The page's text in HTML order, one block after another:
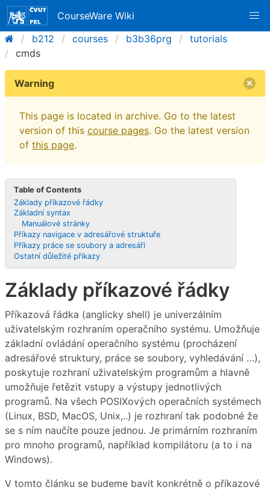
CourseWare Wiki
b212
courses b3b36prg
tutorials
cmds
Warning
This page is located in archive. Go to the latest
version of this course pages. Go the latest version
of this page.
Table of Contents
Základy příkazové řádky
Základní syntax
Manuálové stránky
Příkazy navigace v adresářové struktuře
Příkazy práce se soubory a adresáři
Ostatní důležité příkazy
Základy příkazové řádky
Příkazová řádka (anglicky shell) je univerzálním
uživatelským rozhraním operačního systému. Umožňuje
základní ovládání operačního systému (procházení
adresářové struktury, práce se soubory, vyhledávání …),
poskytuje rozhraní uživatelským programům a hlavně
umožňuje řetězit vstupy a výstupy jednotlivých
programů. Na všech POSIXových operačních systémech
(Linux, BSD, MacOS, Unix,..) je rozhraní tak podobné že
se s ním naučíte pouze jednou. Je primárním rozhraním
pro mnoho programů, například kompilátoru (a to i na
Windows).
V tomto článku se budeme bavit konkrétně o příkazové